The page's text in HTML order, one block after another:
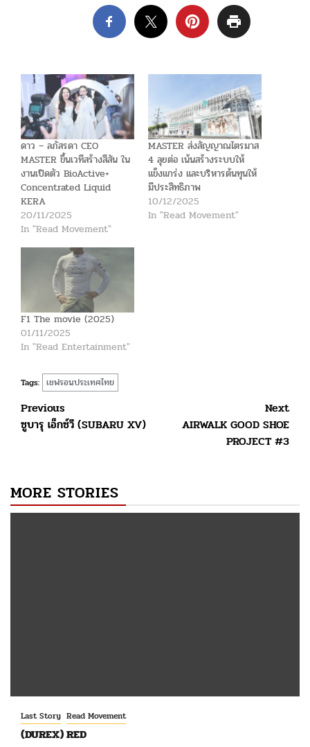
ดาว – ลภัสรดา CEO
MASTER ขึ้นเวทีสร้างสีสัน ใน
งานเปิดตัว BioActive+
Concentrated Liquid
KERA
20/11/2025
In "Read Movement"
MASTER ส่งสัญญาณไตรมาส
4 ลุยต่อ เน้นสร้างระบบให้
แข็งแกร่ง และบริหารต้นทุนให้
มีประสิทธิภาพ
10/12/2025
In "Read Movement"
F1 The movie (2025)
01/11/2025
In "Read Entertainment"
Tags: เชฟรอนประเทศไทย
Post
navigation
Previous
ซูบารุ เอ็กซ์วี (SUBARU XV)
Next
AIRWALK GOOD SHOE
PROJECT #3
MORE STORIES
Last Story Read Movement
(DUREX) RED